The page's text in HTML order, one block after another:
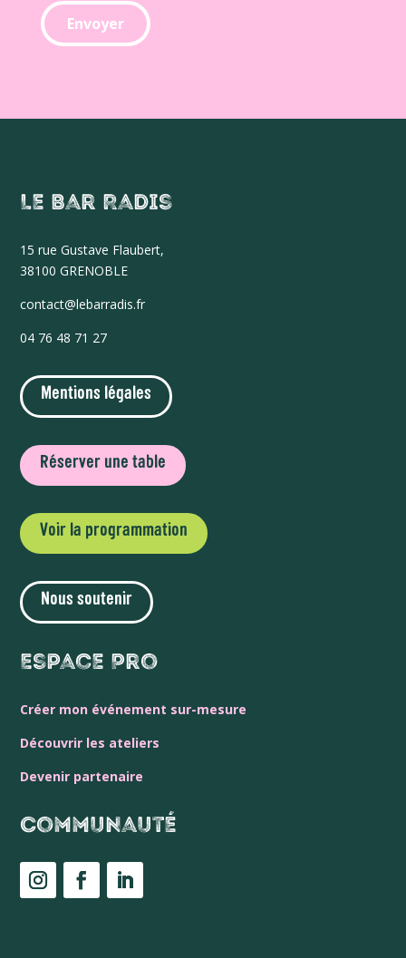
Le Bar Radis
15 rue Gustave Flaubert,
38100 GRENOBLE
contact@lebarradis.fr
04 76 48 71 27
Mentions légales
Réserver une table
Voir la programmation
Nous soutenir
Espace Pro
Créer mon événement sur-mesure
Découvrir les ateliers
Devenir partenaire
Communauté